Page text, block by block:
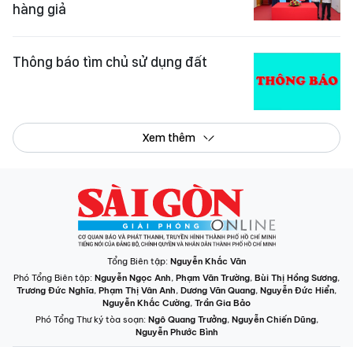
hàng giả
Thông báo tìm chủ sử dụng đất
Xem thêm
Tổng Biên tập: Nguyễn Khắc Văn
Phó Tổng Biên tập: Nguyễn Ngọc Anh, Phạm Văn Trường, Bùi Thị Hồng Sương,
Trương Đức Nghĩa, Phạm Thị Vân Anh, Dương Văn Quang, Nguyễn Đức Hiển,
Nguyễn Khắc Cường, Trần Gia Bảo
Phó Tổng Thư ký tòa soạn: Ngô Quang Trưởng, Nguyễn Chiến Dũng,
Nguyễn Phước Bình